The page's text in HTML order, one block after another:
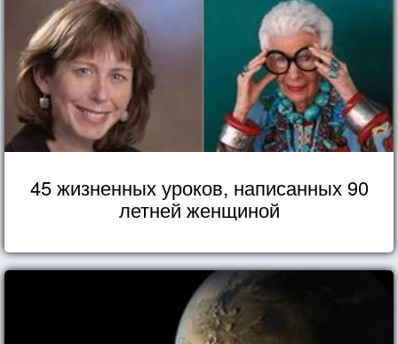
45 жизненных уроков, написанных 90
летней женщиной